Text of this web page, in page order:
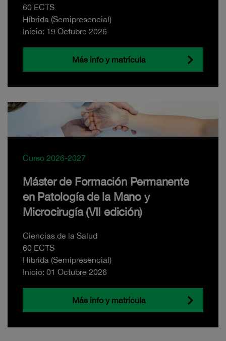
60 ECTS
Híbrida (Semipresencial)
Inicio: 19 Octubre 2026
Más info y matrícula
Curso 2026-2027
Máster de Formación Permanente
en Patología de la Mano y
Microcirugía (VII edición)
Ciencias de la Salud
60 ECTS
Híbrida (Semipresencial)
Inicio: 01 Octubre 2026
Más info y matrícula